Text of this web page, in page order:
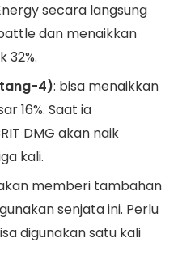
secara langsung
dan menaikkan
32%.
4): bisa menaikkan
16%. Saat ia
DMG akan naik
kali.
memberi tambahan
senjata ini. Perlu
digunakan satu kali